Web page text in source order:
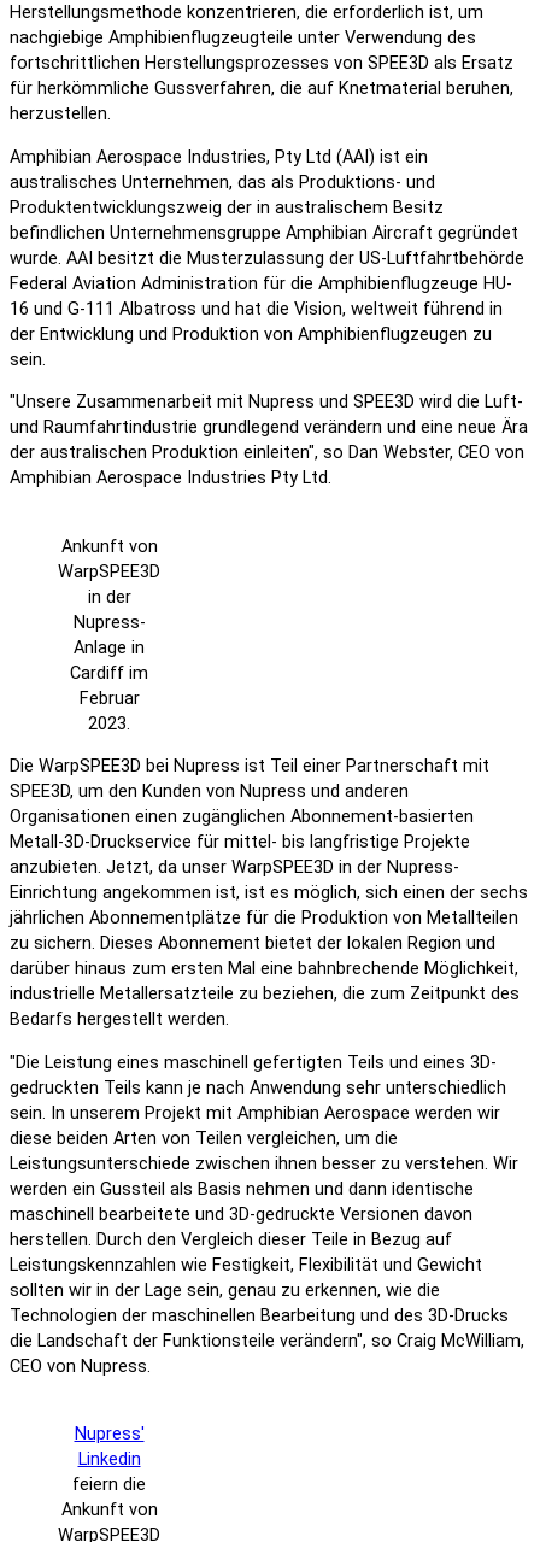
Herstellungsmethode konzentrieren, die erforderlich ist, um
nachgiebige Amphibienflugzeugteile unter Verwendung des
fortschrittlichen Herstellungsprozesses von SPEE3D als Ersatz
für herkömmliche Gussverfahren, die auf Knetmaterial beruhen,
herzustellen.
Amphibian Aerospace Industries, Pty Ltd (AAI) ist ein
australisches Unternehmen, das als Produktions- und
Produktentwicklungszweig der in australischem Besitz
befindlichen Unternehmensgruppe Amphibian Aircraft gegründet
wurde. AAI besitzt die Musterzulassung der US-Luftfahrtbehörde
Federal Aviation Administration für die Amphibienflugzeuge HU-
16 und G-111 Albatross und hat die Vision, weltweit führend in
der Entwicklung und Produktion von Amphibienflugzeugen zu
sein.
"Unsere Zusammenarbeit mit Nupress und SPEE3D wird die Luft-
und Raumfahrtindustrie grundlegend verändern und eine neue Ära
der australischen Produktion einleiten", so Dan Webster, CEO von
Amphibian Aerospace Industries Pty Ltd.
Ankunft von
WarpSPEE3D
in der
Nupress-
Anlage in
Cardiff im
Februar
2023.
Die WarpSPEE3D bei Nupress ist Teil einer Partnerschaft mit
SPEE3D, um den Kunden von Nupress und anderen
Organisationen einen zugänglichen Abonnement-basierten
Metall-3D-Druckservice für mittel- bis langfristige Projekte
anzubieten. Jetzt, da unser WarpSPEE3D in der Nupress-
Einrichtung angekommen ist, ist es möglich, sich einen der sechs
jährlichen Abonnementplätze für die Produktion von Metallteilen
zu sichern. Dieses Abonnement bietet der lokalen Region und
darüber hinaus zum ersten Mal eine bahnbrechende Möglichkeit,
industrielle Metallersatzteile zu beziehen, die zum Zeitpunkt des
Bedarfs hergestellt werden.
"Die Leistung eines maschinell gefertigten Teils und eines 3D-
gedruckten Teils kann je nach Anwendung sehr unterschiedlich
sein. In unserem Projekt mit Amphibian Aerospace werden wir
diese beiden Arten von Teilen vergleichen, um die
Leistungsunterschiede zwischen ihnen besser zu verstehen. Wir
werden ein Gussteil als Basis nehmen und dann identische
maschinell bearbeitete und 3D-gedruckte Versionen davon
herstellen. Durch den Vergleich dieser Teile in Bezug auf
Leistungskennzahlen wie Festigkeit, Flexibilität und Gewicht
sollten wir in der Lage sein, genau zu erkennen, wie die
Technologien der maschinellen Bearbeitung und des 3D-Drucks
die Landschaft der Funktionsteile verändern", so Craig McWilliam,
CEO von Nupress.
Nupress'
Linkedin
feiern die
Ankunft von
WarpSPEE3D